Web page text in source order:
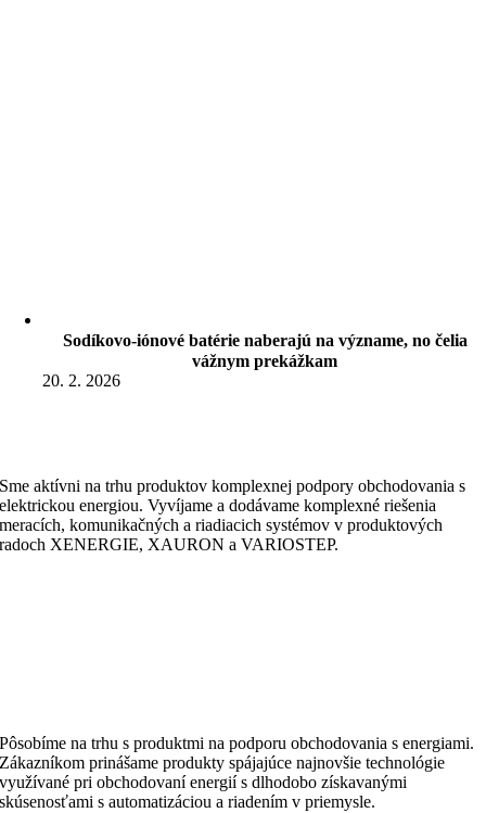
Sodíkovo-iónové batérie naberajú na význame, no čelia
vážnym prekážkam
20. 2. 2026
Sme aktívni na trhu produktov komplexnej podpory obchodovania s
elektrickou energiou. Vyvíjame a dodávame komplexné riešenia
meracích, komunikačných a riadiacich systémov v produktových
radoch XENERGIE, XAURON a VARIOSTEP.
Pôsobíme na trhu s produktmi na podporu obchodovania s energiami.
Zákazníkom prinášame produkty spájajúce najnovšie technológie
využívané pri obchodovaní energií s dlhodobo získavanými
skúsenosťami s automatizáciou a riadením v priemysle.